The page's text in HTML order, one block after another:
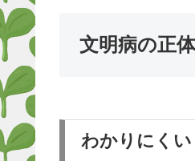
文明病の正
わかりにくい